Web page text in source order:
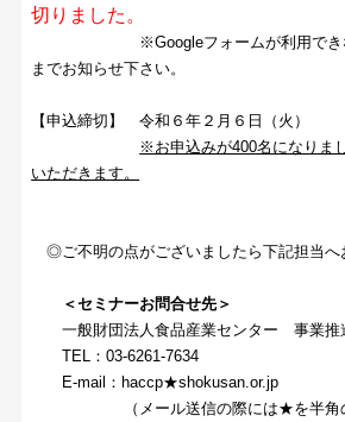
切りました。
※Googleフォームが利用できない
までお知らせ下さい。
【申込締切】 令和６年２月６日（火）
※お申込みが400名になりま
いただきます。
◎ご不明の点がございましたら下記担当へ
＜セミナーお問合せ先＞
一般財団法人食品産業センター 事業推
TEL：03-6261-7634
E-mail：haccp★shokusan.or.jp
（メール送信の際には★を半角の＠